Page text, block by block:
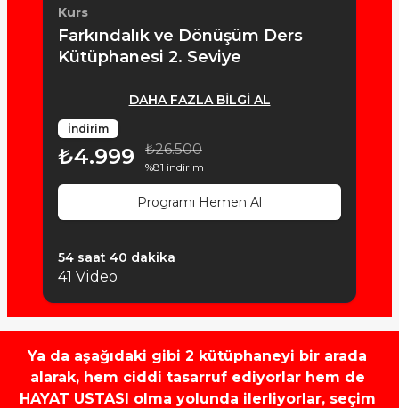
Kurs
Farkındalık ve Dönüşüm Ders
DAHA FAZLA BİLGİ AL
İndirim
₺4.999 ₺26.500
%81 indirim
Programı Hemen Al
54 saat 40 dakika
41 Video
Ya da aşağıdaki gibi 2 kütüphaneyi bir arada
alarak, hem ciddi tasarruf ediyorlar hem de
HAYAT USTASI olma yolunda ilerliyorlar, seçim